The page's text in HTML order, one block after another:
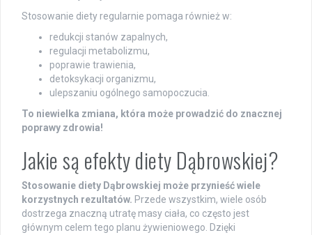
Stosowanie diety regularnie pomaga również w:
redukcji stanów zapalnych,
regulacji metabolizmu,
poprawie trawienia,
detoksykacji organizmu,
ulepszaniu ogólnego samopoczucia.
To niewielka zmiana, która może prowadzić do znacznej
poprawy zdrowia!
Jakie są efekty diety Dąbrowskiej?
Stosowanie diety Dąbrowskiej może przynieść wiele
korzystnych rezultatów. Przede wszystkim, wiele osób
dostrzega znaczną utratę masy ciała, co często jest
głównym celem tego planu żywieniowego. Dzięki